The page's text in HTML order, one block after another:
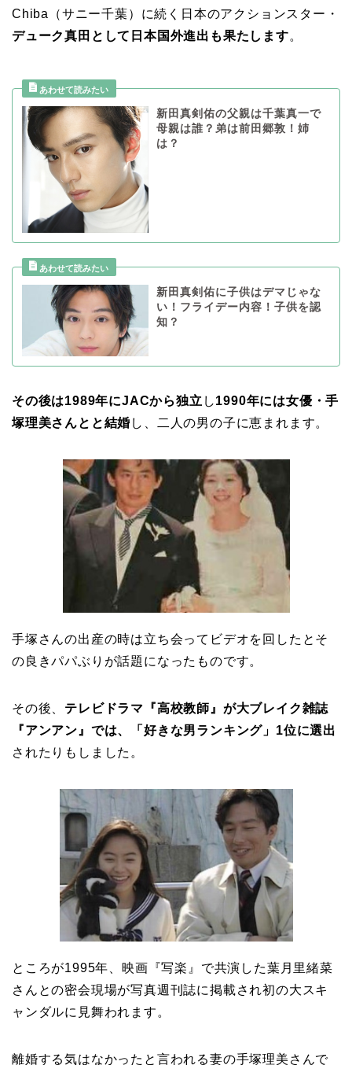
Chiba（サニー千葉）に続く日本のアクションスター・
デューク真田として日本国外進出も果たします。
新田真剣佑の父親は千葉真一で
母親は誰？弟は前田郷敦！姉
は？
新田真剣佑に子供はデマじゃな
い！フライデー内容！子供を認
知？
その後は1989年にJACから独立 し1990年には女優・手
塚理美さんとと結婚 し、二人の男の子に恵まれます。
手塚さんの出産の時は立ち会ってビデオを回したとそ
の良きパパぶりが話題になったものです。
その後、 テレビドラマ『高校教師』が大ブレイク雑誌
『アンアン』では、
「好きな男ランキング」1位に選出
されたりもしました。
ところが1995年、映画『写楽』で共演した葉月里緒菜
さんとの密会現場が写真週刊誌に掲載され初の大スキ
ャンダルに見舞われます。
離婚する気はなかったと言われる妻の手塚理美さんで